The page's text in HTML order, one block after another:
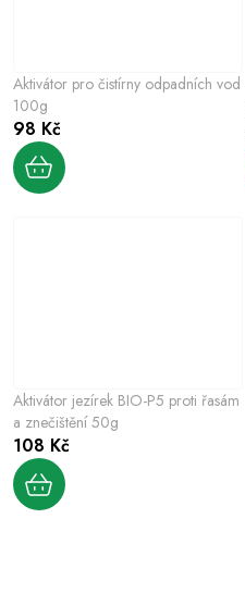
Aktivátor pro čistírny odpadních vod
100g
98 Kč
Aktivátor jezírek BIO-P5 proti řasám
a znečištění 50g
108 Kč